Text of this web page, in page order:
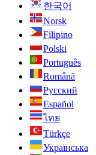
한국어
Norsk
Filipino
Polski
Português
Română
Русский
Español
ไทย
Türkçe
Українська